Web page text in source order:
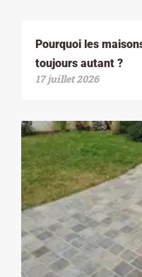
Pourquoi les
toujours autant ?
17 juillet 2026